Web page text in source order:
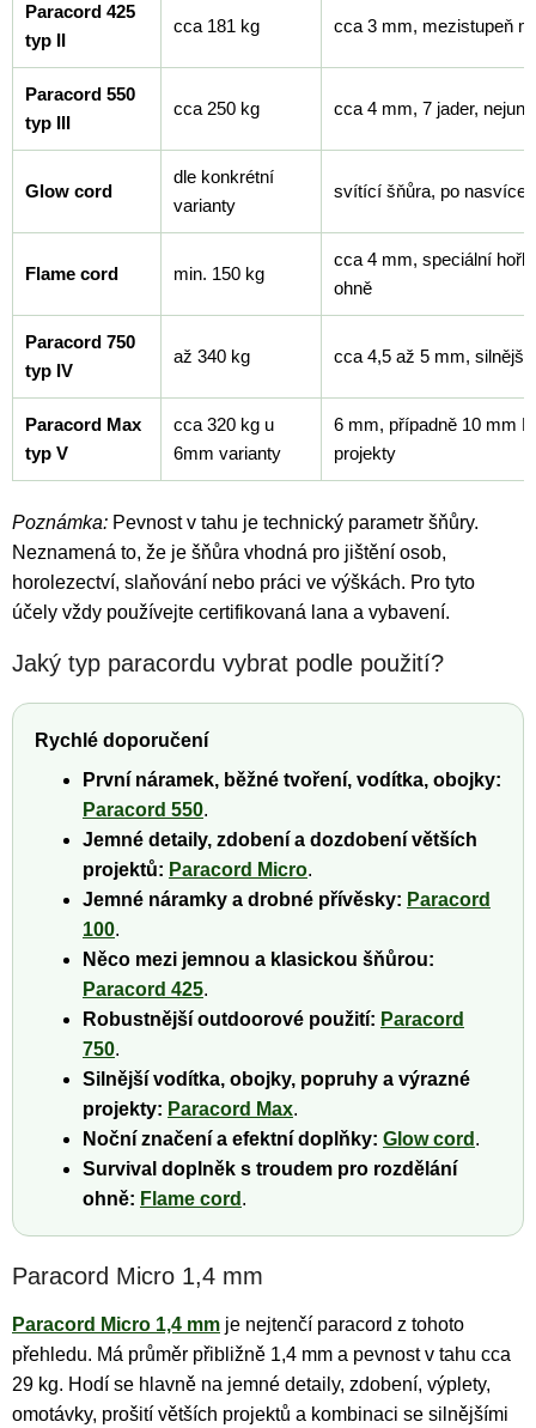
Paracord 425
typ II
cca 181 kg cca 3 mm, mezistupeň
Paracord 550
typ III
cca 250 kg cca 4 mm, 7 jader,
Glow cord
dle konkrétní
varianty
svítící šňůra, po
Flame cord min. 150 kg
cca 4 mm, speciální
ohně
Paracord 750
typ IV
až 340 kg cca 4,5 až 5 mm, silnější
Paracord Max
typ V
cca 320 kg u
6mm varianty
6 mm, případně 10 mm
projekty
Poznámka: Pevnost v tahu je technický parametr šňůry.
Neznamená to, že je šňůra vhodná pro jištění osob,
horolezectví, slaňování nebo práci ve výškách. Pro tyto
účely vždy používejte certifikovaná lana a vybavení.
Jaký typ paracordu vybrat podle použití?
Rychlé doporučení
První náramek, běžné tvoření, vodítka, obojky:
Paracord 550.
Jemné detaily, zdobení a dozdobení větších
projektů: Paracord Micro.
Jemné náramky a drobné přívěsky: Paracord
100.
Něco mezi jemnou a klasickou šňůrou:
Paracord 425.
Robustnější outdoorové použití: Paracord
750.
Silnější vodítka, obojky, popruhy a výrazné
projekty: Paracord Max.
Noční značení a efektní doplňky: Glow cord .
Survival doplněk s troudem pro rozdělání
ohně: Flame cord .
Paracord Micro 1,4 mm
Paracord Micro 1,4 mm je nejtenčí paracord z tohoto
přehledu. Má průměr přibližně 1,4 mm a pevnost v tahu cca
29 kg. Hodí se hlavně na jemné detaily, zdobení, výplety,
omotávky, prošití větších projektů a kombinaci se silnějšími